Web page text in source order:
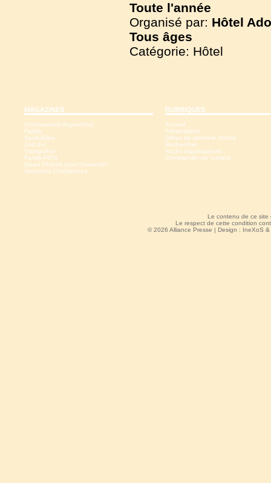
Toute l'année
Organisé par: Hôtel
Tous âges
Catégorie: Hôtel
MAGAZINES
Christianisme Aujourd'hui
Family
SpirituElles
Just 4U
Trampoline
Family-FIPS
Quart d'heure pour l'essentiel
Vacances Chrétiennes
RUBRIQUES
Accueil
Présentation
Offres de dernière minute
Rechercher
Accès organisateurs
Commander un numéro
Le contenu de ce site
Le respect de cette condition
© 2026 Alliance Presse | Design : IneXoS &